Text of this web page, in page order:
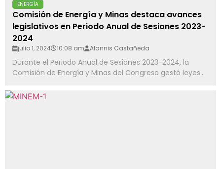
ENERGÍA
Comisión de Energía y Minas destaca avances
legislativos en Periodo Anual de Sesiones 2023-
2024
julio 1, 2024 10:08 am Alannis Castañeda
Durante el Periodo Anual de Sesiones 2023-2024, la
Comisión de Energía y Minas del Congreso gestó leyes...